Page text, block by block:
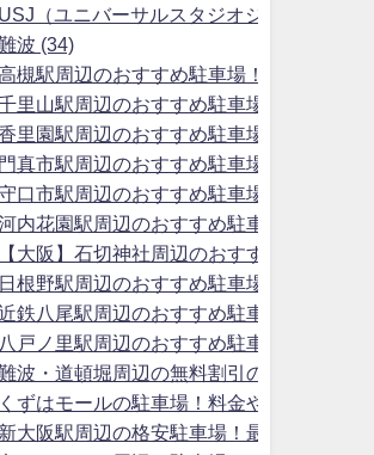
USJ（ユニバーサルスタジオジャパン） (9)
波 (34)
槻駅周辺のおすすめ駐車場！予約はピー
里山駅周辺のおすすめ駐車場！予約はピ
里園駅周辺のおすすめ駐車場！予約はピ
門真市駅周辺のおすすめ駐車場！予約はピ
口市駅周辺のおすすめ駐車場！予約はピ
内花園駅周辺のおすすめ駐車場！予約は
【大阪】石切神社周辺のおすすめ駐車場！
日根野駅周辺のおすすめ駐車場！予約はピ
鉄八尾駅周辺のおすすめ駐車場！予約は
八戸ノ里駅周辺のおすすめ駐車場！予約は
波・道頓堀周辺の無料割引のある駐車場
くずはモールの駐車場！料金や無料サービ
新大阪駅周辺の格安駐車場！最大料金900